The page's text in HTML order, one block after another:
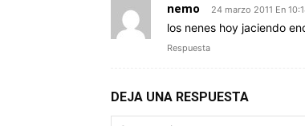
nemo 24 marzo 2011 En
los nenes hoy jaciendo
Respuesta
DEJA UNA RESPUESTA